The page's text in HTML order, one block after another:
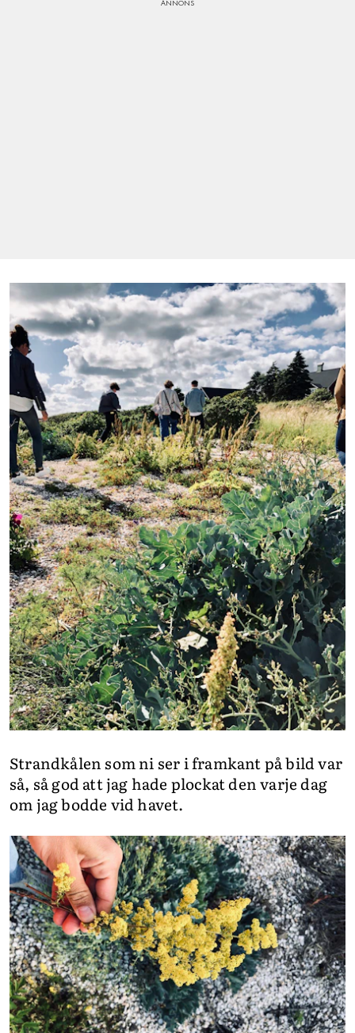
Strandkålen som ni ser i framkant på bild var
så, så god att jag hade plockat den varje dag
om jag bodde vid havet.